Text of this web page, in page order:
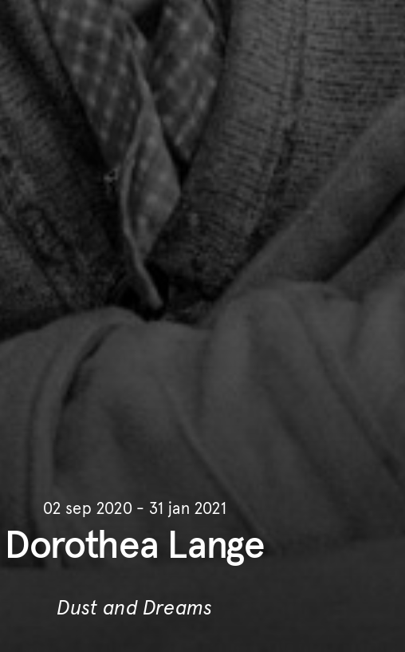
02 sep 2020 - 31 jan 2021
Dorothea Lange
Dust and Dreams